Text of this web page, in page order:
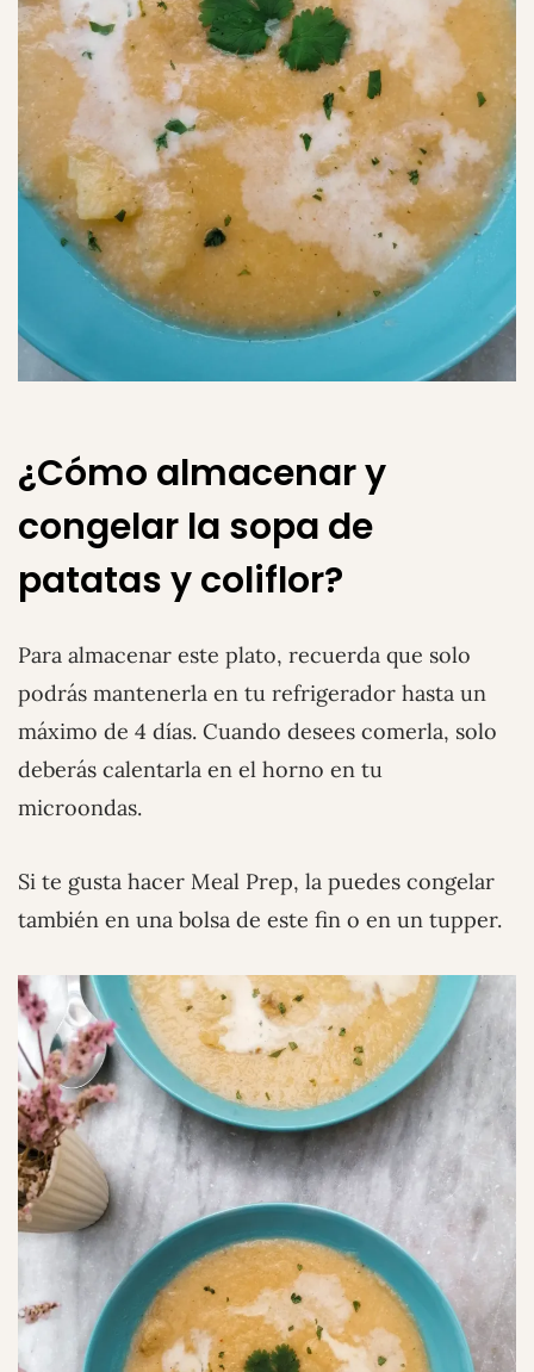
¿Cómo almacenar y
congelar la sopa de
patatas y coliflor?
Para almacenar este plato, recuerda que solo
podrás mantenerla en tu refrigerador hasta un
máximo de 4 días. Cuando desees comerla, solo
deberás calentarla en el horno en tu
microondas.
Si te gusta hacer Meal Prep, la puedes congelar
también en una bolsa de este fin o en un tupper.